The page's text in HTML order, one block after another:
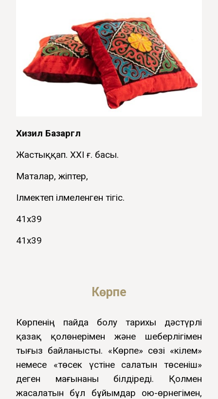
Хизил Базаргүл
Жастыққап. ХХІ ғ. басы.
Маталар, жіптер,
Ілмектеп ілмеленген тігіс.
41х39
41х39
Көрпе
Көрпенің пайда болу тарихы дәстүрлі
қазақ қолөнерімен және шеберлігімен
тығыз байланысты. «Көрпе» сөзі «кілем»
немесе «төсек үстіне салатын төсеніш»
деген мағынаны білдіреді. Қолмен
жасалатын бұл бұйымдар ою-өрнегімен,